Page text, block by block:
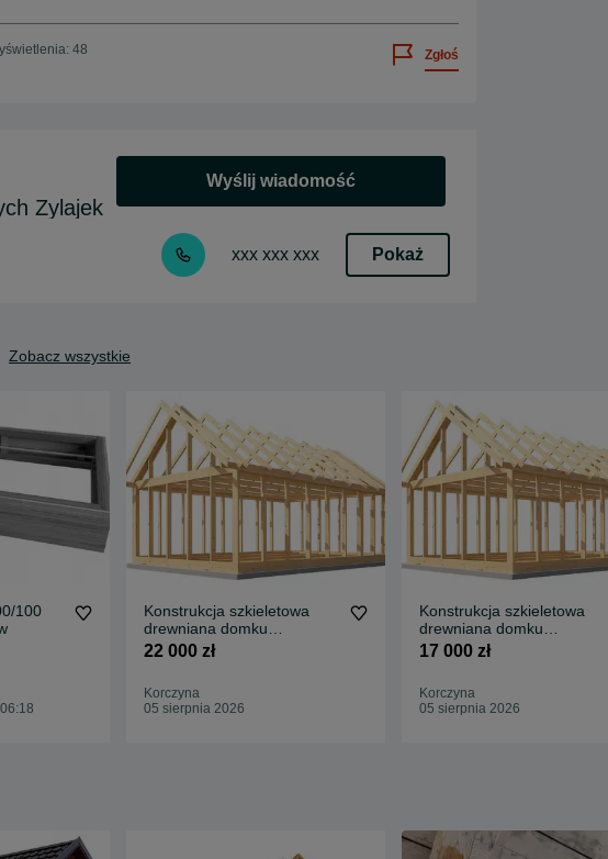
48 Zgłoś
Zylajek
Wyślij wiadomość
xxx xxx xxx Pokaż
Zobacz wszystkie
100
Konstrukcja szkieletowa
drewniana domku
Poddasze 4,3m / 8m
22 000 zł
Korczyna
05 sierpnia 2026
Konstrukcja szkieletowa
drewniana domku
Poddasze 4,3m / 5m
17 000 zł
Korczyna
05 sierpnia 2026